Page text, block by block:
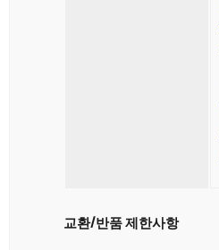
교환/반품 제한사항